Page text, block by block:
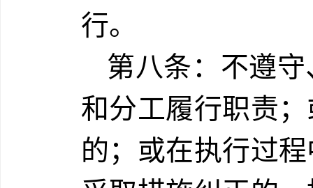
行。
第八条：不遵
和分工履行职责
的；或在执行过